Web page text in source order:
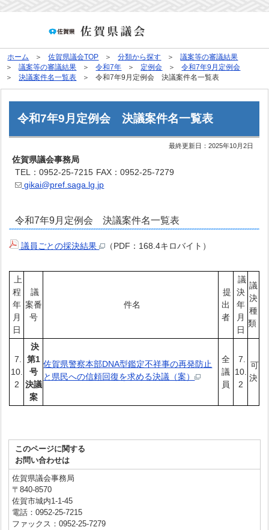
ホーム 佐賀県議会TOP 分類から探す
議案等の審議結果
議案等の審議結果
令和7年 定例会
令和7年9月定例会
決議案件名一覧表
令和7年9月定例会 決議案件名一覧表
令和7年9月定例会 決議案件名一覧表
最終更新日：2025年10月2日
佐賀県議会事務局
TEL：0952-25-7215 FAX：0952-25-7279
gikai@pref.saga.lg.jp
令和7年9月定例会 決議案件名一覧表
議員ごとの採決結果 （PDF：168.4キロバイト）
上
程
年
月
日
議
案番
号
件名
提
出
者
議
決
年
月
日
議
決
種
類
7.
10.
2
決
第1
号
決議
案
佐賀県警察本部DNA型鑑定不祥事の再発防止
と県民への信頼回復を求める決議（案）
全
議
員
7.
10.
2
可
決
このページに関する
お問い合わせは
佐賀県議会事務局
〒840-8570
佐賀市城内1-1-45
電話：0952-25-7215
ファックス：0952-25-7279